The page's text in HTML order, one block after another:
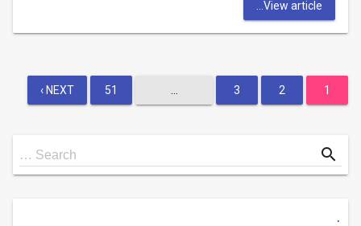
View article...
صفحه‌بندی
1
2
3
51
NEXT ›
Search
for
Search … search
.